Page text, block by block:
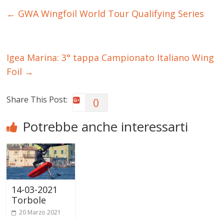
← GWA Wingfoil World Tour Qualifying Series
Igea Marina: 3° tappa Campionato Italiano Wing
Foil →
Share This Post: 0
Potrebbe anche interessarti
14-03-2021
Torbole
20 Marzo 2021